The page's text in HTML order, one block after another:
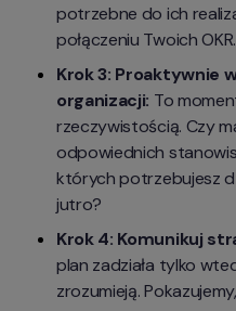
potrzebne do ich
połączeniu Twoich OKR.
Krok 3: Proaktywnie
organizacji: To
rzeczywistością. Czy
odpowiednich
których potrzebujesz
jutro?
Krok 4: Komunikuj
plan zadziała tylko
zrozumieją.